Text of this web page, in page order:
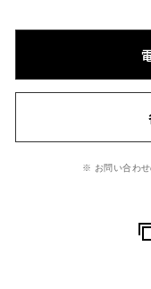
※ お問い合わせ